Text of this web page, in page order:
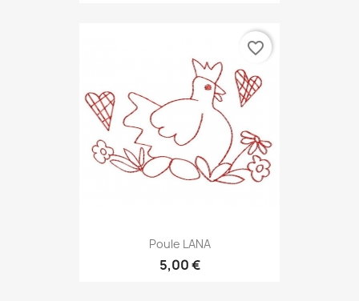
Poule LANA
5,00 €
favorite_border